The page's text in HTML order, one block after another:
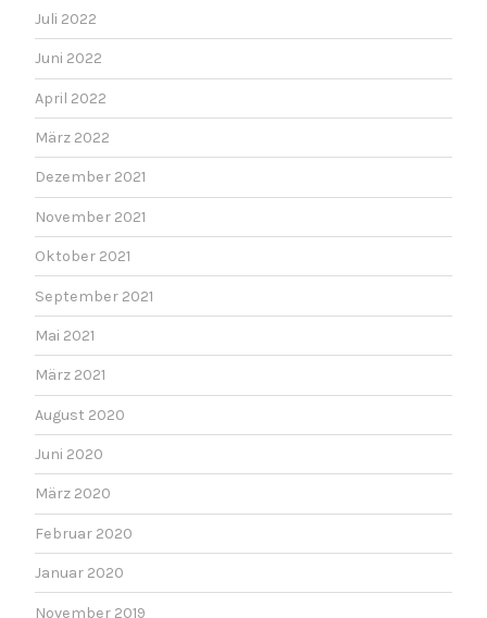
Juli 2022
Juni 2022
April 2022
März 2022
Dezember 2021
November 2021
Oktober 2021
September 2021
Mai 2021
März 2021
August 2020
Juni 2020
März 2020
Februar 2020
Januar 2020
November 2019